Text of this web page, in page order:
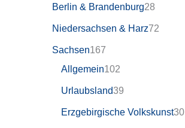
Berlin & Brandenburg28
Niedersachsen & Harz72
Sachsen167
Allgemein102
Urlaubsland39
Erzgebirgische Volkskunst30